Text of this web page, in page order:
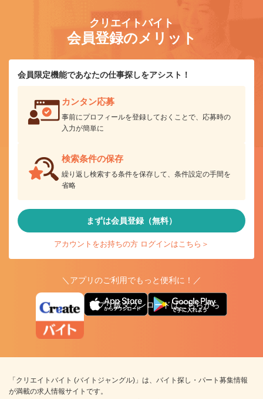
クリエイトバイト
会員登録のメリット
会員限定機能であなたの仕事探しをアシスト！
カンタン応募
事前にプロフィールを登録しておくことで、応募時の
入力が簡単に
検索条件の保存
繰り返し検索する条件を保存して、条件設定の手間を
省略
まずは会員登録（無料）
アカウントをお持ちの方 ログインはこちら＞
＼アプリのご利用でもっと便利に！／
アプリ版ダウンロードはこちらから
「クリエイトバイト (バイトジャングル)」は、バイト探し・パート募集情報
が満載の求人情報サイトです。